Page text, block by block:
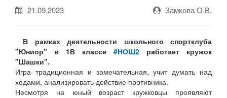
21.09.2023 Замкова О.В.
В рамках деятельности школьного спортклуба
"Юниор" в 1В классе #НОШ2 работает кружок
"Шашки".
Игра традиционная и замечательная, учит думать над
ходами, анализировать действие противника.
Несмотря на юный возраст кружковцы проявляют